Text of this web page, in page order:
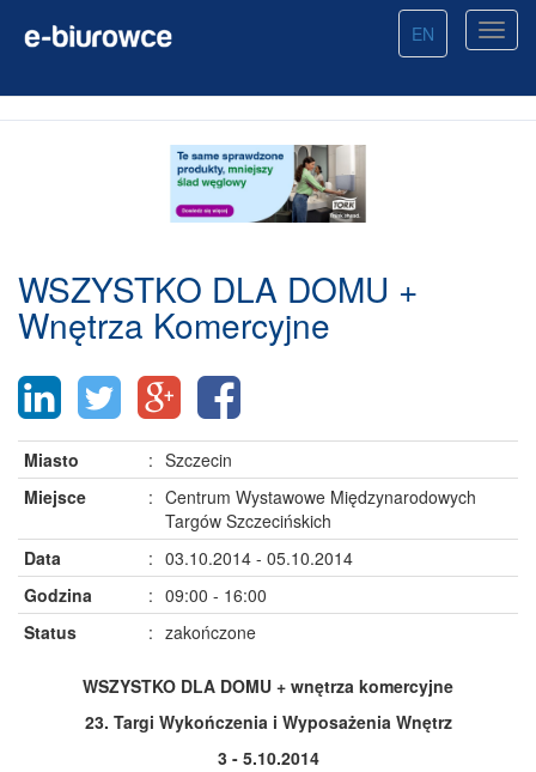
EN
WSZYSTKO DLA DOMU +
Wnętrza Komercyjne
Miasto : Szczecin
Miejsce
: Centrum Wystawowe Międzynarodowych
Targów Szczecińskich
Data
: 03.10.2014 - 05.10.2014
Godzina
: 09:00 - 16:00
Status
: zakończone
WSZYSTKO DLA DOMU + wnętrza komercyjne
23. Targi Wykończenia i Wyposażenia Wnętrz
3 - 5.10.2014